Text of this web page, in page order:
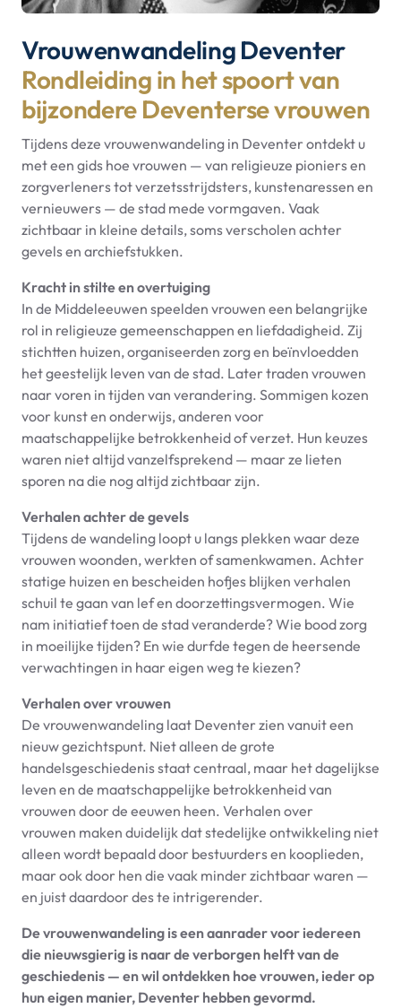
Vrouwenwandeling Deventer
Rondleiding in het spoort van
bijzondere Deventerse vrouwen
Tijdens deze vrouwenwandeling in Deventer ontdekt u
met een gids hoe vrouwen — van religieuze pioniers en
zorgverleners tot verzetsstrijdsters, kunstenaressen en
vernieuwers — de stad mede vormgaven. Vaak
zichtbaar in kleine details, soms verscholen achter
gevels en archiefstukken.
Kracht in stilte en overtuiging
In de Middeleeuwen speelden vrouwen een belangrijke
rol in religieuze gemeenschappen en liefdadigheid. Zij
stichtten huizen, organiseerden zorg en beïnvloedden
het geestelijk leven van de stad. Later traden vrouwen
naar voren in tijden van verandering. Sommigen kozen
voor kunst en onderwijs, anderen voor
maatschappelijke betrokkenheid of verzet. Hun keuzes
waren niet altijd vanzelfsprekend — maar ze lieten
sporen na die nog altijd zichtbaar zijn.
Verhalen achter de gevels
Tijdens de wandeling loopt u langs plekken waar deze
vrouwen woonden, werkten of samenkwamen. Achter
statige huizen en bescheiden hofjes blijken verhalen
schuil te gaan van lef en doorzettingsvermogen. Wie
nam initiatief toen de stad veranderde? Wie bood zorg
in moeilijke tijden? En wie durfde tegen de heersende
verwachtingen in haar eigen weg te kiezen?
Verhalen over vrouwen
De vrouwenwandeling laat Deventer zien vanuit een
nieuw gezichtspunt. Niet alleen de grote
handelsgeschiedenis staat centraal, maar het dagelijkse
leven en de maatschappelijke betrokkenheid van
vrouwen door de eeuwen heen. Verhalen over
vrouwen maken duidelijk dat stedelijke ontwikkeling niet
alleen wordt bepaald door bestuurders en kooplieden,
maar ook door hen die vaak minder zichtbaar waren —
en juist daardoor des te intrigerender.
De vrouwenwandeling is een aanrader voor iedereen
die nieuwsgierig is naar de verborgen helft van de
geschiedenis — en wil ontdekken hoe vrouwen, ieder op
hun eigen manier, Deventer hebben gevormd.